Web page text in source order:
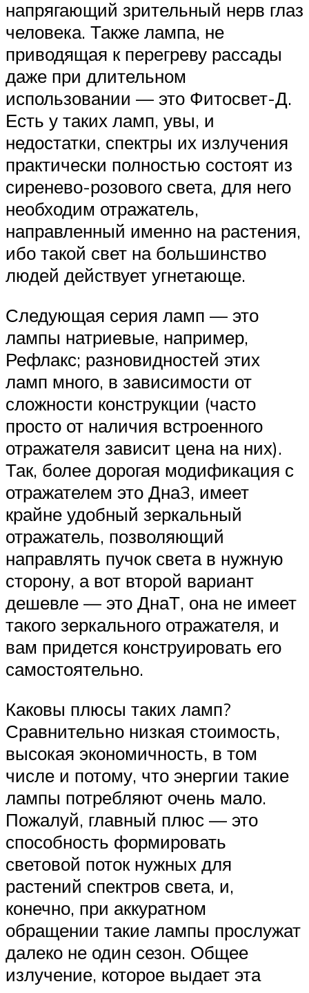
напрягающий зрительный нерв глаз
человека. Также лампа, не
приводящая к перегреву рассады
даже при длительном
использовании — это Фитосвет-Д.
Есть у таких ламп, увы, и
недостатки, спектры их излучения
практически полностью состоят из
сиренево-розового света, для него
необходим отражатель,
направленный именно на растения,
ибо такой свет на большинство
людей действует угнетающе.
Следующая серия ламп — это
лампы натриевые, например,
Рефлакс; разновидностей этих
ламп много, в зависимости от
сложности конструкции (часто
просто от наличия встроенного
отражателя зависит цена на них).
Так, более дорогая модификация с
отражателем это Дна3, имеет
крайне удобный зеркальный
отражатель, позволяющий
направлять пучок света в нужную
сторону, а вот второй вариант
дешевле — это ДнаТ, она не имеет
такого зеркального отражателя, и
вам придется конструировать его
самостоятельно.
Каковы плюсы таких ламп?
Сравнительно низкая стоимость,
высокая экономичность, в том
числе и потому, что энергии такие
лампы потребляют очень мало.
Пожалуй, главный плюс — это
способность формировать
световой поток нужных для
растений спектров света, и,
конечно, при аккуратном
обращении такие лампы прослужат
далеко не один сезон. Общее
излучение, которое выдает эта